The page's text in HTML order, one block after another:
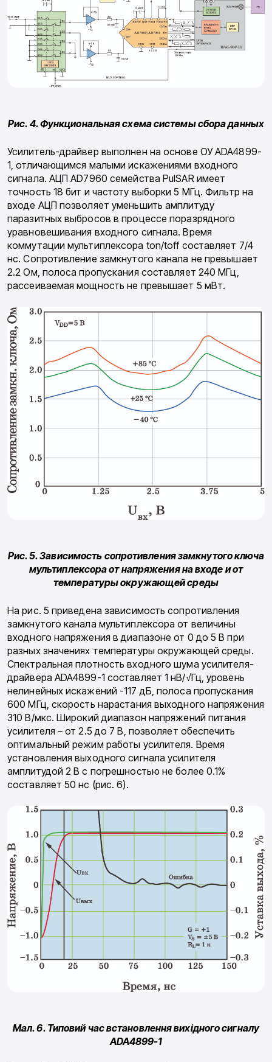
Рис. 4. Функциональная схема системы сбора данных
Усилитель-драйвер выполнен на основе ОУ ADA4899-
1, отличающимся малыми искажениями входного
сигнала. АЦП AD7960 семейства PulSAR имеет
точность 18 бит и частоту выборки 5 МГц. Фильтр на
входе АЦП позволяет уменьшить амплитуду
паразитных выбросов в процеcсе поразрядного
уравновешивания входного сигнала. Время
коммутации мультиплексора ton/toff составляет 7/4
нс. Сопротивление замкнутого канала не превышает
2.2 Ом, полоса пропускания составляет 240 МГц,
рассеиваемая мощность не превышает 5 мВт.
Рис. 5. Зависимость сопротивления замкнутого ключа
мультиплексора от напряжения на входе и от
температуры окружающей среды
На рис. 5 приведена зависимость сопротивления
замкнутого канала мультиплексора от величины
входного напряжения в диапазоне от 0 до 5 В при
разных значениях температуры окружающей среды.
Спектральная плотность входного шума усилителя-
драйвера ADA4899-1 составляет 1 нВ/√Гц, уровень
нелинейных искажений -117 дБ, полоса пропускания
600 МГц, скорость нарастания выходного напряжения
310 В/мкс. Широкий диапазон напряжений питания
усилителя – от 2.5 до 7 В, позволяет обеспечить
оптимальный режим работы усилителя. Время
установления выходного сигнала усилителя
амплитудой 2 В с погрешностью не более 0.1%
составляет 50 нс (рис. 6).
Мал. 6. Типовий час встановлення вихідного сигналу
ADA4899-1